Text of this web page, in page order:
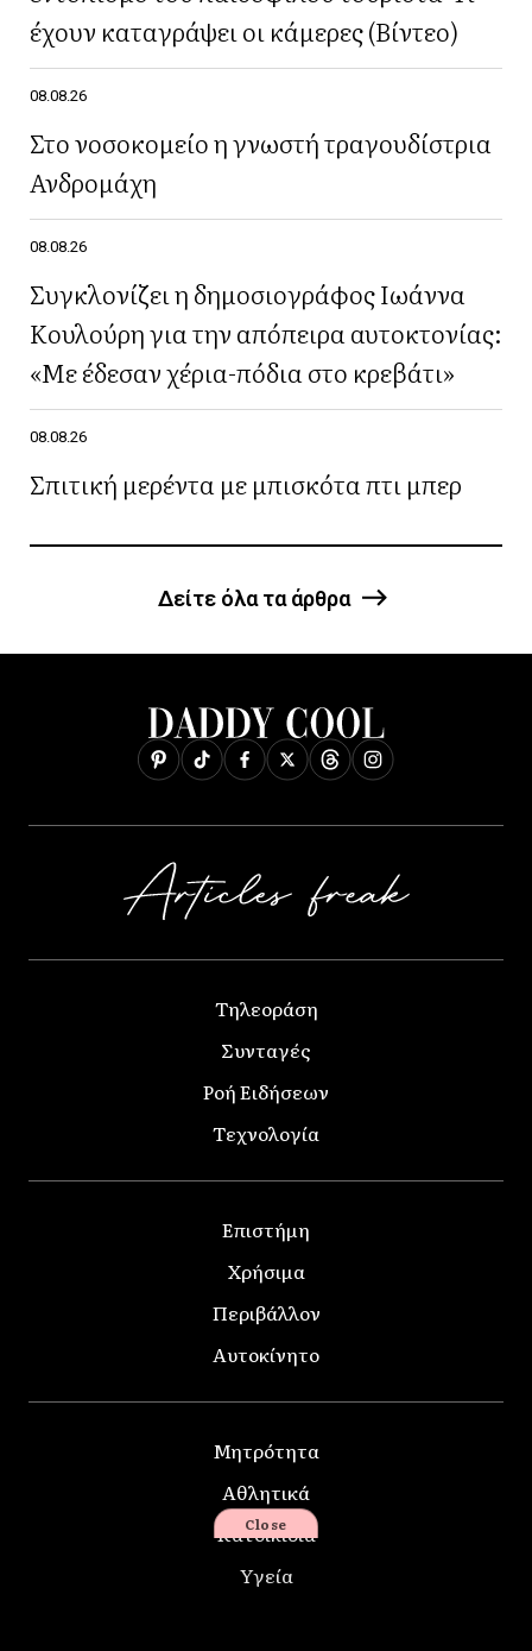
έχουν καταγράψει οι κάμερες (Βίντεο)
08.08.26
Στο νοσοκομείο η γνωστή τραγουδίστρια
Ανδρομάχη
08.08.26
Συγκλονίζει η δημοσιογράφος Ιωάννα
Κουλούρη για την απόπειρα αυτοκτονίας:
«Με έδεσαν χέρια-πόδια στο κρεβάτι»
08.08.26
Σπιτική μερέντα με μπισκότα πτι μπερ
Δείτε όλα τα άρθρα
Τηλεοράση
Συνταγές
Ροή Ειδήσεων
Τεχνολογία
Επιστήμη
Χρήσιμα
Περιβάλλον
Αυτοκίνητο
Μητρότητα
Αθλητικά
Κατοικίδια
Υγεία
Close